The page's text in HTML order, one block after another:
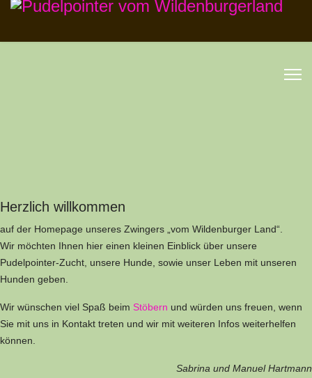
Herzlich willkommen
auf der Homepage unseres Zwingers „vom Wildenburger Land“.
Wir möchten Ihnen hier einen kleinen Einblick über unsere
Pudelpointer-Zucht, unsere Hunde, sowie unser Leben mit unseren
Hunden geben.
Wir wünschen viel Spaß beim Stöbern und würden uns freuen, wenn
Sie mit uns in Kontakt treten und wir mit weiteren Infos weiterhelfen
können.
Sabrina und Manuel Hartmann